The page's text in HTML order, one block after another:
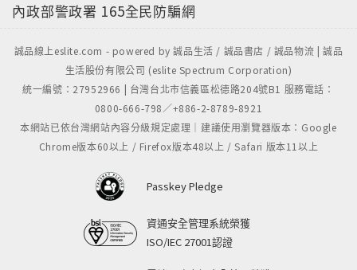
內政部警政署 165全民防騙網
誠品線上eslite.com - powered by 誠品生活 / 誠品書店 / 誠品物流 | 誠品
生活股份有限公司 (eslite Spectrum Corporation)
統一編號：27952966 | 台灣台北市信義區松德路204號B1 服務電話：
0800-666-798／+886-2-8789-8921
本網站已依台灣網站內容分級規定處理｜建議使用瀏覽器版本：Google
Chrome版本60以上 / Firefox版本48以上 / Safari 版本11以上
Passkey Pledge
資通安全管理系統榮獲
ISO/IEC 27001認證